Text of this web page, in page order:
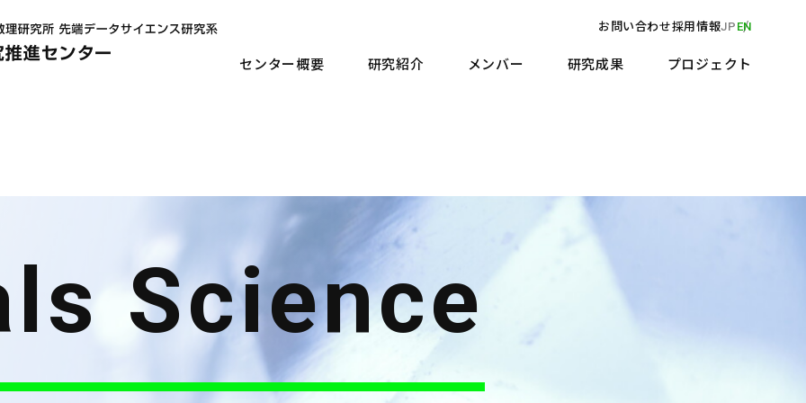
センター概要 研究紹介 メンバー 研究成果 プロジェクト
お問い合わせ採用情報JP EN
Science
Science
Science
Science
Science
Science
Science
Science
Science